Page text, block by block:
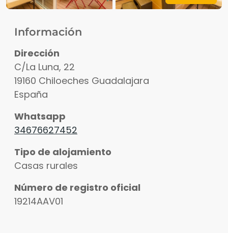
Información
Dirección
C/La Luna, 22
19160 Chiloeches Guadalajara
España
Whatsapp
34676627452
Tipo de alojamiento
Casas rurales
Número de registro oficial
19214AAV01